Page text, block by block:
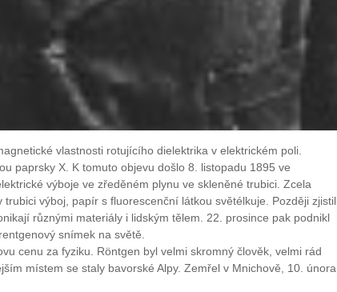
vlastnosti rotujícího dielektrika v elektrickém poli.
paprsky X. K tomuto objevu došlo 8. listopadu 1895 ve
výboje ve zředěném plynu ve skleněné trubici. Zcela
výboj, papír s fluorescenční látkou světélkuje. Později zjistil,
různými materiály i lidským tělem. 22. prosince pak podnikl
snímek na světě.
cenu za fyziku. Röntgen byl velmi skromný člověk, velmi rád
místem se staly bavorské Alpy. Zemřel v Mnichově, 10. února